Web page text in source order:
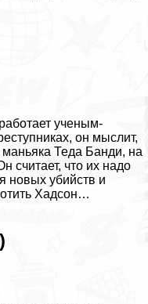
ученым-
он мыслит,
маньяка Теда Банди, на
считает, что их надо
новых убийств и
Хадсон…